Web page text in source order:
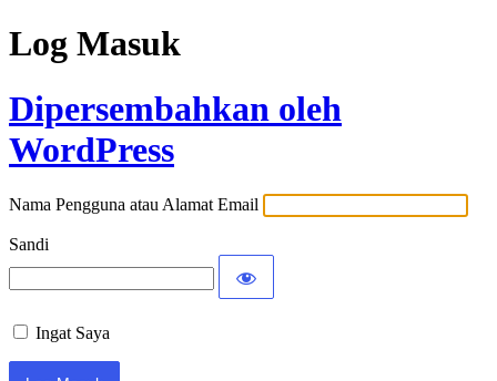
Log Masuk
Dipersembahkan oleh
WordPress
Nama Pengguna atau Alamat Email
Sandi
Ingat Saya